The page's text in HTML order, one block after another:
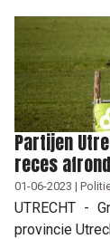
Partijen
reces
01-06-2023 |
UTRECHT -
provincie